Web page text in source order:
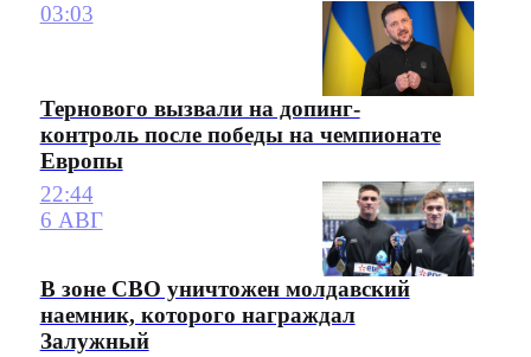
03:03
Тернового вызвали на допинг-
контроль после победы на чемпионате
Европы
22:44
6 АВГ
В зоне СВО уничтожен молдавский
наемник, которого награждал
Залужный